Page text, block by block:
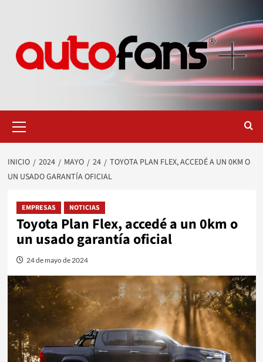
primario
INICIO 2024 MAYO 24
TOYOTA PLAN FLEX, ACCEDÉ A UN 0KM O
UN USADO GARANTÍA OFICIAL
EMPRESAS NOTICIAS
Toyota Plan Flex, accedé a un 0km o
un usado garantía oficial
24 de mayo de 2024